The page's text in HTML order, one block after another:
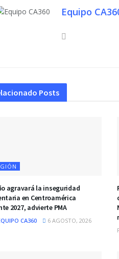
Equipo
Posts
agravará la inseguridad
en Centroamérica
2027, advierte PMA
CA360 6 AGOSTO, 2026